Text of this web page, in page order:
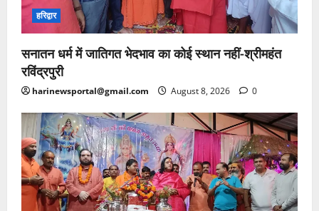
हरिद्वार
सनातन धर्म में जातिगत भेदभाव का कोई स्थान नहीं-श्रीमहंत
रविंद्रपुरी
harinewsportal@gmail.com August 8, 2026 0